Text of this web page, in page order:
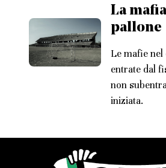
La
pallone
Le mafie
entrate dal
non
iniziata.